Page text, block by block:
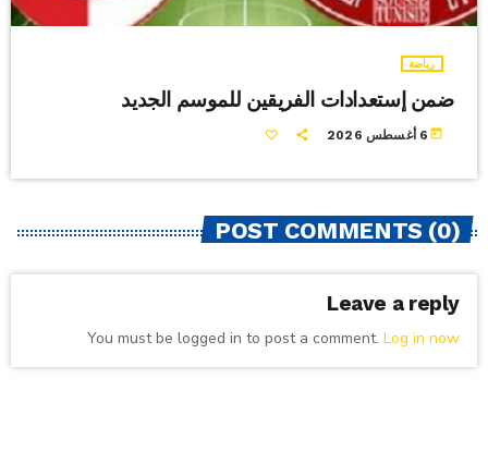
رياضة
ضمن إستعدادات الفريقين للموسم الجديد
today 6 أغسطس 2026
POST COMMENTS (0)
Leave a reply
You must be logged in to post a comment. Log in now